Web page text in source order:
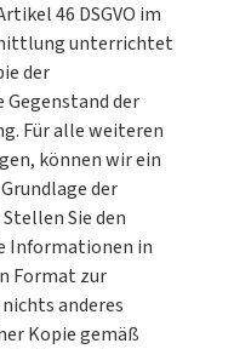
46 DSGVO im
unterrichtet
der
Gegenstand der
Für alle weiteren
können wir ein
der
Sie den
Informationen in
Format zur
anderes
Kopie gemäß